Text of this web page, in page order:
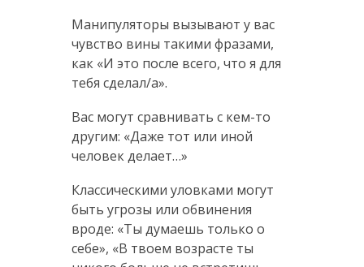
Манипуляторы вызывают у вас
чувство вины такими фразами,
как «И это после всего, что я для
тебя сделал/а».
Вас могут сравнивать с кем-то
другим: «Даже тот или иной
человек делает…»
Классическими уловками могут
быть угрозы или обвинения
вроде: «Ты думаешь только о
себе», «В твоем возрасте ты